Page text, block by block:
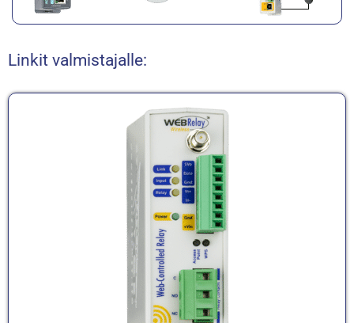
Linkit valmistajalle: